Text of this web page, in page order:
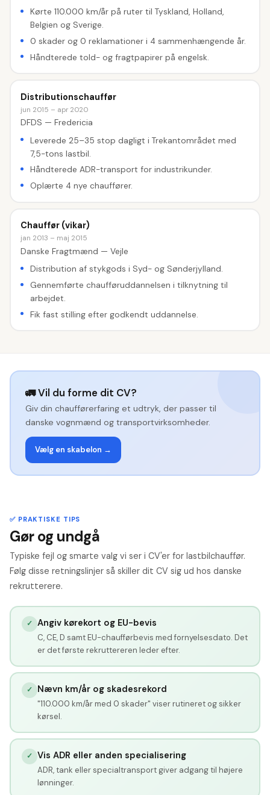
Kørte 110.000 km/år på ruter til Tyskland, Holland,
Belgien og Sverige.
0 skader og 0 reklamationer i 4 sammenhængende år.
Håndterede told- og fragtpapirer på engelsk.
Distributionschauffør
jun 2015 – apr 2020
DFDS — Fredericia
Leverede 25–35 stop dagligt i Trekantområdet med
7,5-tons lastbil.
Håndterede ADR-transport for industrikunder.
Oplærte 4 nye chauffører.
Chauffør (vikar)
jan 2013 – maj 2015
Danske Fragtmænd — Vejle
Distribution af stykgods i Syd- og Sønderjylland.
Gennemførte chaufføruddannelsen i tilknytning til
arbejdet.
Fik fast stilling efter godkendt uddannelse.
🚛 Vil du forme dit CV?
Giv din chaufførerfaring et udtryk, der passer til
danske vognmænd og transportvirksomheder.
Vælg en skabelon →
✅ PRAKTISKE TIPS
Gør og undgå
Typiske fejl og smarte valg vi ser i CV'er for lastbilchauffør.
Følg disse retningslinjer så skiller dit CV sig ud hos danske
rekrutterere.
✓ Angiv kørekort og EU-bevis
C, CE, D samt EU-chaufførbevis med fornyelsesdato. Det
er det første rekruttereren leder efter.
✓ Nævn km/år og skadesrekord
"110.000 km/år med 0 skader" viser rutineret og sikker
kørsel.
✓ Vis ADR eller anden specialisering
ADR, tank eller specialtransport giver adgang til højere
lønninger.